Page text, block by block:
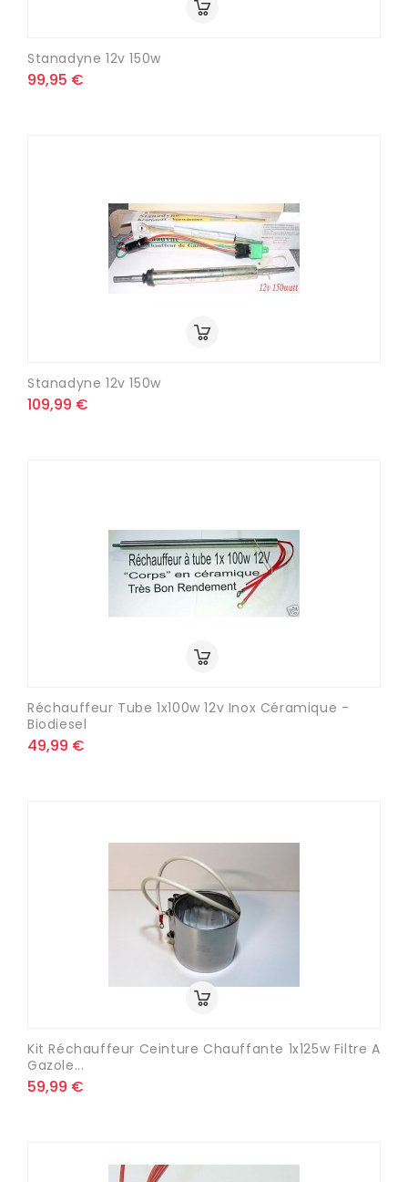
Stanadyne 12v 150w
99,95 €
Stanadyne 12v 150w
109,99 €
Réchauffeur Tube 1x100w 12v Inox Céramique -
Biodiesel
49,99 €
Kit Réchauffeur Ceinture Chauffante 1x125w Filtre A
Gazole...
59,99 €